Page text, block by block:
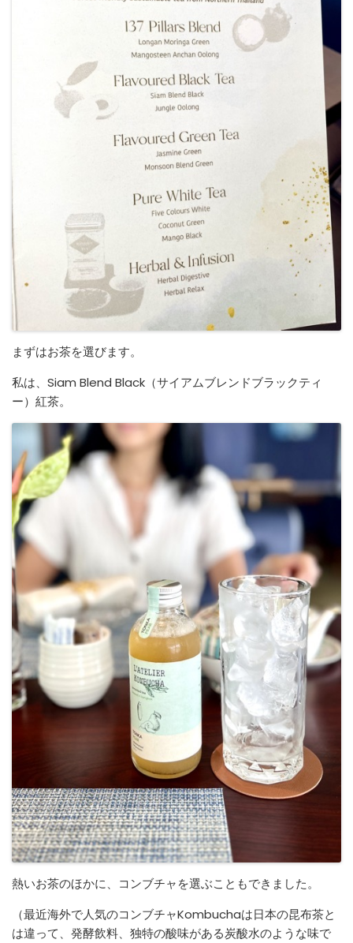
まずはお茶を選びます。
私は、Siam Blend Black（サイアムブレンドブラックティ
ー）紅茶。
熱いお茶のほかに、コンブチャを選ぶこともできました。
（最近海外で人気のコンブチャKombuchaは日本の昆布茶と
は違って、発酵飲料、独特の酸味がある炭酸水のような味で